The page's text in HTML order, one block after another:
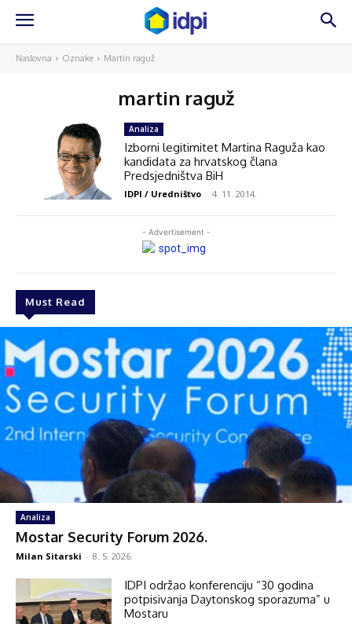
Naslovna Oznake Martin raguž
martin raguž
- Advertisement -
Must Read
Analiza
Mostar Security Forum 2026.
Milan Sitarski - 8. 5. 2026.
IDPI održao konferenciju “30 godina
potpisivanja Daytonskog sporazuma” u
Mostaru
Analiza
Izborni legitimitet Martina Raguža kao
kandidata za hrvatskog člana
Predsjedništva BiH
IDPI / Uredništvo - 4. 11. 2014.